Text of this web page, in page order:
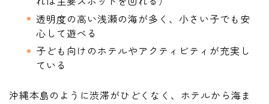
透明度の高い浅瀬の海が多く、小さい子でも安
心して遊べる
子ども向けのホテルやアクティビティが充実し
ている
沖縄本島のように渋滞がひどくなく、ホテルから海ま